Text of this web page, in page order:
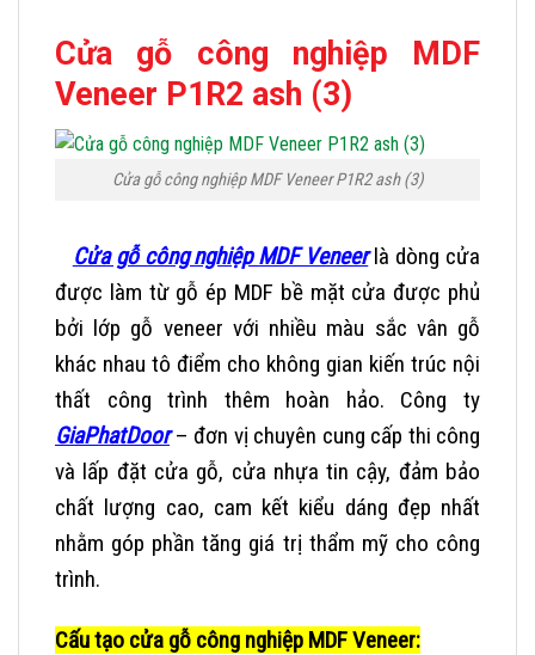
Cửa gỗ công nghiệp MDF
Veneer P1R2 ash (3)
Cửa gỗ công nghiệp MDF Veneer P1R2 ash (3)
Cửa gỗ công nghiệp MDF Veneerlà dòng cửa
được làm từ gỗ ép MDF bề mặt cửa được phủ
bởi lớp gỗ veneer với nhiều màu sắc vân gỗ
khác nhau tô điểm cho không gian kiến trúc nội
thất công trình thêm hoàn hảo. Công ty
GiaPhatDoor– đơn vị chuyên cung cấp thi công
và lấp đặt cửa gỗ, cửa nhựa tin cậy, đảm bảo
chất lượng cao, cam kết kiểu dáng đẹp nhất
nhằm góp phần tăng giá trị thẩm mỹ cho công
trình.
Cấu tạo cửa gỗ công nghiệp MDF Veneer: